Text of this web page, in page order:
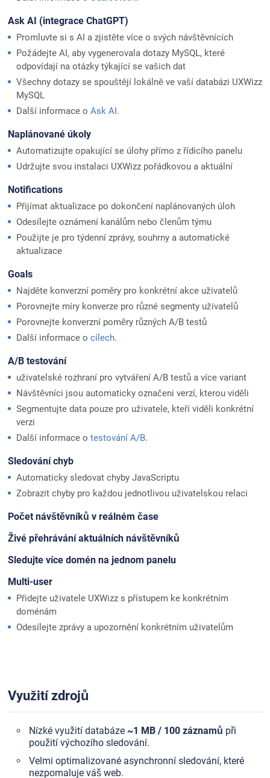
Ask AI (integrace ChatGPT)
Promluvte si s AI a zjistěte více o svých návštěvnících
Požádejte AI, aby vygenerovala dotazy MySQL, které
odpovídají na otázky týkající se vašich dat
Všechny dotazy se spouštějí lokálně ve vaší databázi UXWizz
MySQL
Další informace o Ask AI.
Naplánované úkoly
Automatizujte opakující se úlohy přímo z řídicího panelu
Udržujte svou instalaci UXWizz pořádkovou a aktuální
Notifications
Přijímat aktualizace po dokončení naplánovaných úloh
Odesílejte oznámení kanálům nebo členům týmu
Použijte je pro týdenní zprávy, souhrny a automatické
aktualizace
Goals
Najděte konverzní poměry pro konkrétní akce uživatelů
Porovnejte míry konverze pro různé segmenty uživatelů
Porovnejte konverzní poměry různých A/B testů
Další informace o cílech.
A/B testování
uživatelské rozhraní pro vytváření A/B testů a více variant
Návštěvníci jsou automaticky označeni verzí, kterou viděli
Segmentujte data pouze pro uživatele, kteří viděli konkrétní
verzi
Další informace o testování A/B.
Sledování chyb
Automaticky sledovat chyby JavaScriptu
Zobrazit chyby pro každou jednotlivou uživatelskou relaci
Počet návštěvníků v reálném čase
Živé přehrávání aktuálních návštěvníků
Sledujte více domén na jednom panelu
Multi-user
Přidejte uživatele UXWizz s přístupem ke konkrétním
doménám
Odesílejte zprávy a upozornění konkrétním uživatelům
Využití zdrojů
Nízké využití databáze ~1 MB / 100 záznamů při
použití výchozího sledování.
Velmi optimalizované asynchronní sledování, které
nezpomaluje váš web.